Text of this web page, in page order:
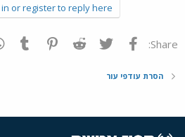
or register to reply here.
Share: פייסבוק Twitter
Reddit
הסרת עודפי עור